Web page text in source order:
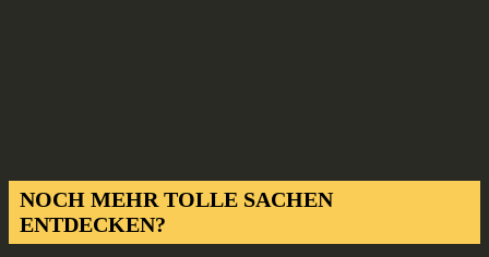
NOCH MEHR TOLLE SACHEN
ENTDECKEN?